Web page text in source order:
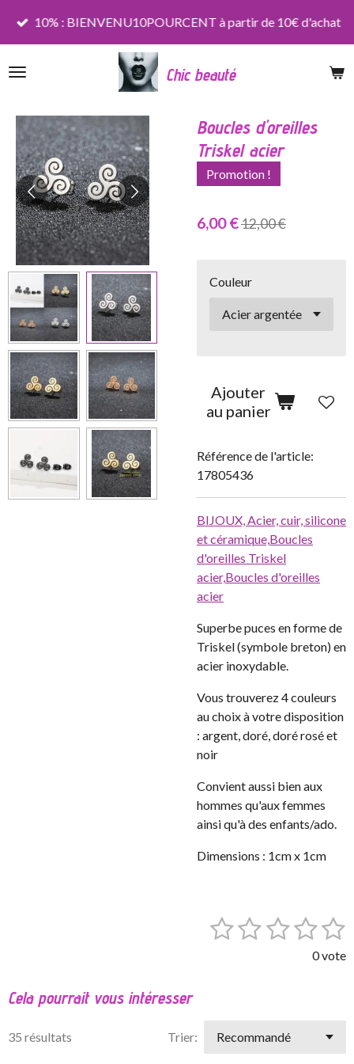
Passer
principal
Chic beauté
10% : BIENVENU10POURCENT à partir de 10€ d'achat
Boucles d'oreilles
Triskel acier
Promotion !
6,00 €12,00 €
Couleur
Ajouter
au panier
Référence de l'article:
17805436
BIJOUX,Acier, cuir, silicone
et céramique,Boucles
d'oreilles Triskel
acier,Boucles d'oreilles
acier
Superbe puces en forme de
Triskel (symbole breton) en
acier inoxydable.
Vous trouverez 4 couleurs
au choix à votre disposition
: argent, doré, doré rosé et
noir
Convient aussi bien aux
hommes qu'aux femmes
ainsi qu'à des enfants/ado.
Dimensions : 1cm x 1cm
u
t
1 2
i
3
i
4 5
é
i
v
0 vote
Cela pourrait vous intéresser
35 résultats Trier: